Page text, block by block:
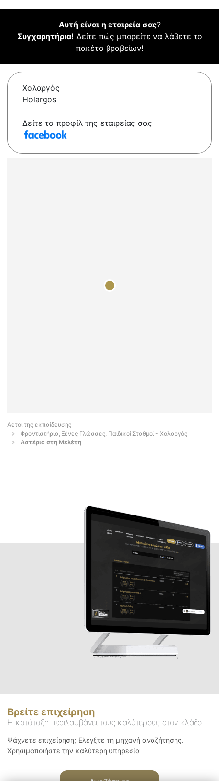
Αυτή είναι η εταιρεία σας?
Συγχαρητήρια! Δείτε πώς μπορείτε να λάβετε το
πακέτο βραβείων!
Χολαργός
Holargos
Δείτε το προφίλ της εταιρείας σας
Αετοί της εκπαίδευσης
Φροντιστήρια, Ξένες Γλώσσες, Παιδικοί Σταθμοί - Χολαργός
Αστέρια στη Μελέτη
Βρείτε επιχείρηση
Η κατάταξη περιλαμβάνει τους καλύτερους στον κλάδο
Ψάχνετε επιχείρηση; Ελέγξτε τη μηχανή αναζήτησης.
Χρησιμοποιήστε την καλύτερη υπηρεσία
Αναζήτηση